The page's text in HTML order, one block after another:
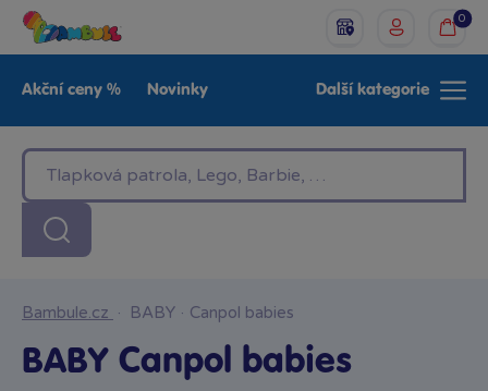
0
Akční ceny % Novinky
LEGO®
Baby Značky
Další kategorie
Bambule.cz · BABY · Canpol babies
BABY Canpol babies